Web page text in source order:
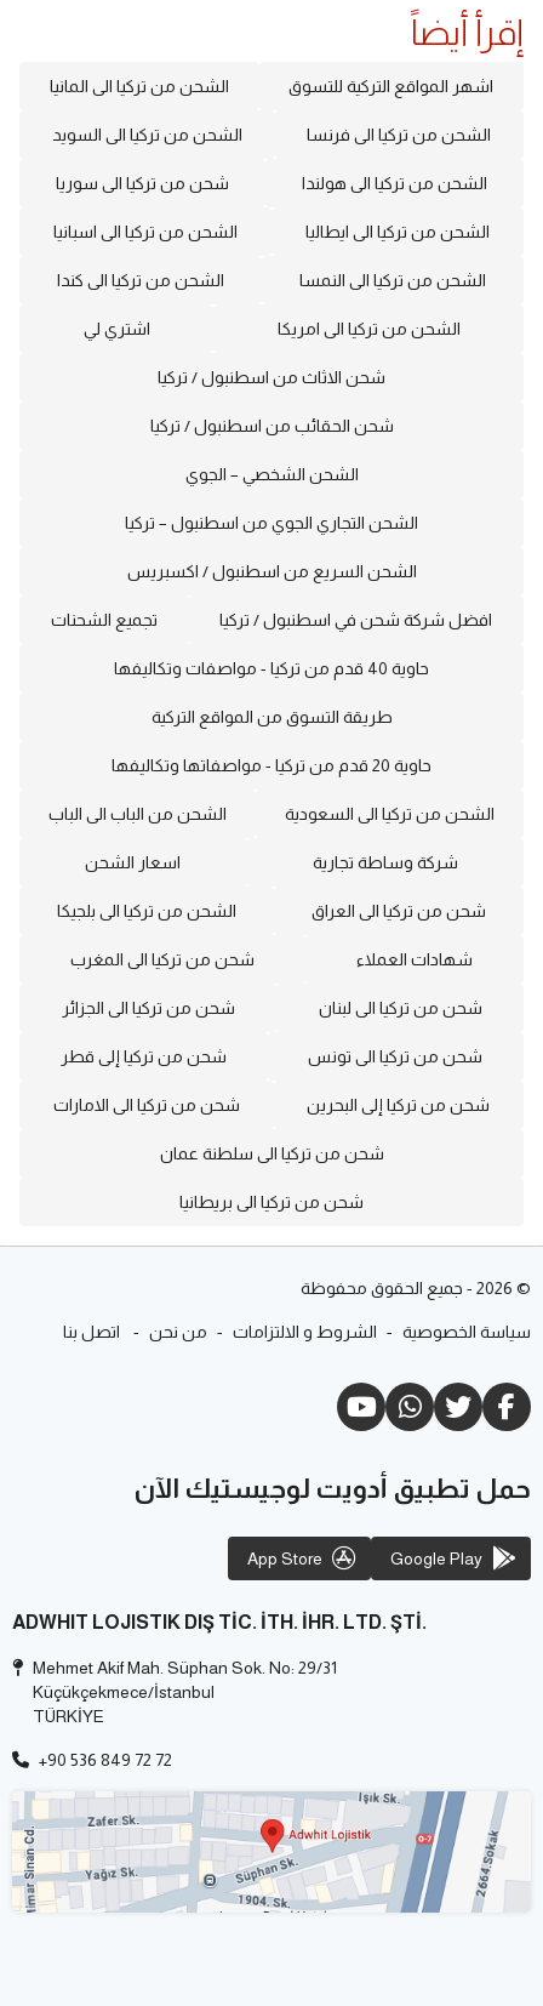
إقرأ أيضاً
اشهر المواقع التركية للتسوق الشحن من تركيا الى المانيا
الشحن من تركيا الى فرنسا الشحن من تركيا الى السويد
الشحن من تركيا الى هولندا شحن من تركيا الى سوريا
الشحن من تركيا الى ايطاليا الشحن من تركيا الى اسبانيا
الشحن من تركيا الى النمسا الشحن من تركيا الى كندا
الشحن من تركيا الى امريكا اشتري لي
شحن الاثاث من اسطنبول / تركيا
شحن الحقائب من اسطنبول / تركيا
الشحن الشخصي – الجوي
الشحن التجاري الجوي من اسطنبول – تركيا
الشحن السريع من اسطنبول / اكسبريس
افضل شركة شحن في اسطنبول / تركيا تجميع الشحنات
حاوية 40 قدم من تركيا - مواصفات وتكاليفها
طريقة التسوق من المواقع التركية
حاوية 20 قدم من تركيا - مواصفاتها وتكاليفها
الشحن من تركيا الى السعودية الشحن من الباب الى الباب
شركة وساطة تجارية اسعار الشحن
شحن من تركيا الى العراق الشحن من تركيا الى بلجيكا
شهادات العملاء شحن من تركيا الى المغرب
شحن من تركيا الى لبنان شحن من تركيا الى الجزائر
شحن من تركيا الى تونس شحن من تركيا إلى قطر
شحن من تركيا إلى البحرين شحن من تركيا الى الامارات
شحن من تركيا الى سلطنة عمان
شحن من تركيا الى بريطانيا
©
2026
- جميع الحقوق محفوظة
سياسة الخصوصية - الشروط و الالتزامات - من نحن - اتصل بنا
حمل تطبيق أدويت لوجيستيك الآن
Google Play
App Store
ADWHIT LOJISTIK DIŞ TİC. İTH. İHR. LTD. ŞTİ.
Mehmet Akif Mah. Süphan Sok. No: 29/31
Küçükçekmece/İstanbul
TÜRKİYE
+90 536 849 72 72